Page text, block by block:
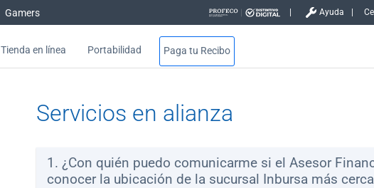
Gamers Ayuda
Tienda en línea Portabilidad Paga tu Recibo
Servicios en alianza
1. ¿Con quién puedo comunicarme si el Asesor
conocer la ubicación de la sucursal Inbursa más